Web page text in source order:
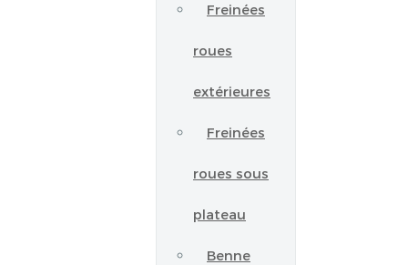
Freinées
roues
extérieures
Freinées
roues sous
plateau
Benne